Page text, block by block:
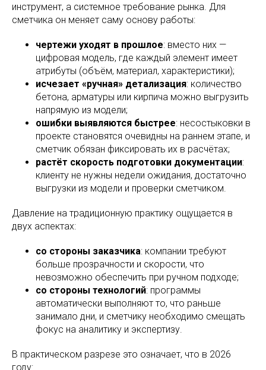
инструмент, а системное требование рынка. Для
сметчика он меняет саму основу работы:
чертежи уходят в прошлое: вместо них —
цифровая модель, где каждый элемент имеет
атрибуты (объём, материал, характеристики);
исчезает «ручная» детализация: количество
бетона, арматуры или кирпича можно выгрузить
напрямую из модели;
ошибки выявляются быстрее: несостыковки в
проекте становятся очевидны на раннем этапе, и
сметчик обязан фиксировать их в расчётах;
растёт скорость подготовки документации:
клиенту не нужны недели ожидания, достаточно
выгрузки из модели и проверки сметчиком.
Давление на традиционную практику ощущается в
двух аспектах:
со стороны заказчика: компании требуют
больше прозрачности и скорости, что
невозможно обеспечить при ручном подходе;
со стороны технологий: программы
автоматически выполняют то, что раньше
занимало дни, и сметчику необходимо смещать
фокус на аналитику и экспертизу.
В практическом разрезе это означает, что в 2026
году: